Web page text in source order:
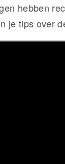
hebben
je tips over